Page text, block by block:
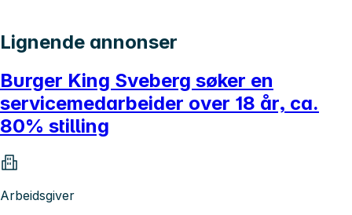
Lignende annonser
Burger King Sveberg søker en
servicemedarbeider over 18 år, ca.
80% stilling
Arbeidsgiver